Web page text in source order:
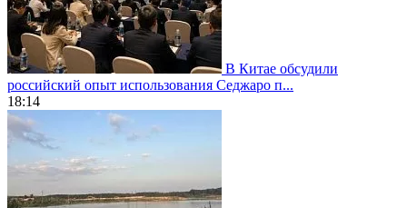
В Китае обсудили
российский опыт использования Седжаро п...
18:14